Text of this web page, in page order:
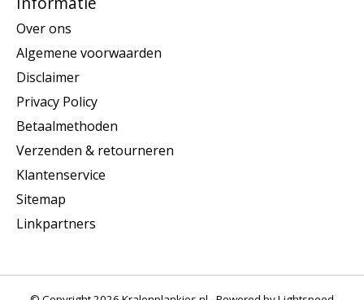
Over ons
Algemene voorwaarden
Disclaimer
Privacy Policy
Betaalmethoden
Verzenden & retourneren
Klantenservice
Sitemap
Linkpartners